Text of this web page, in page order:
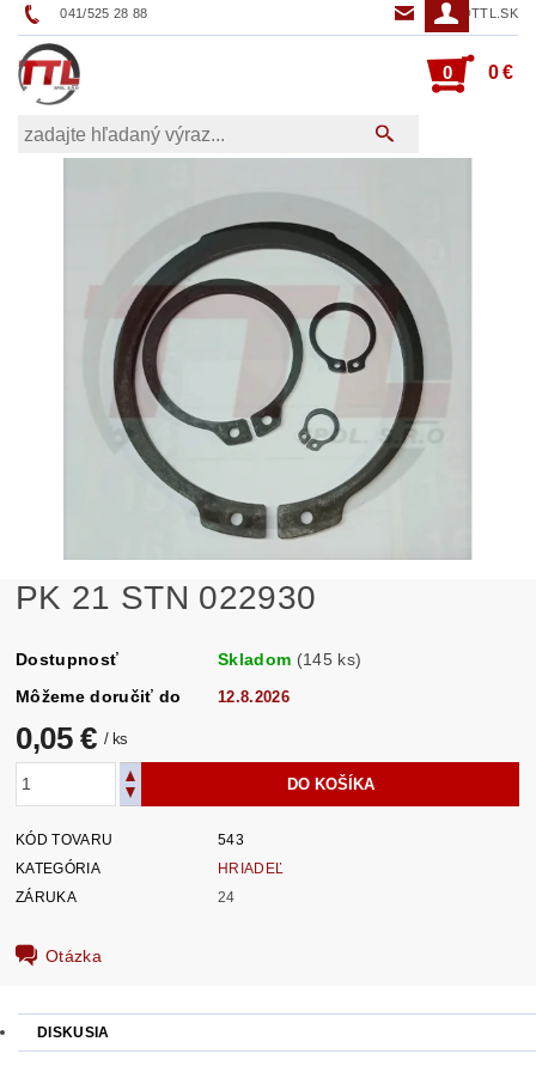
041/525 28 88 TTL@TTL.SK
0 0 €
PK 21 STN 022930
Dostupnosť Skladom (145 ks)
Môžeme doručiť do
12.8.2026
0,05 € / ks
KÓD TOVARU
543
KATEGÓRIA
HRIADEĽ
ZÁRUKA
24
Otázka
DISKUSIA